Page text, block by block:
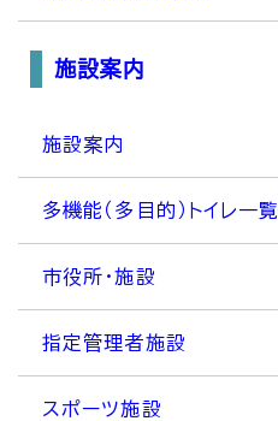
施設案内
施設案内
多機能（多目的）トイレ一覧
市役所・施設
指定管理者施設
スポーツ施設